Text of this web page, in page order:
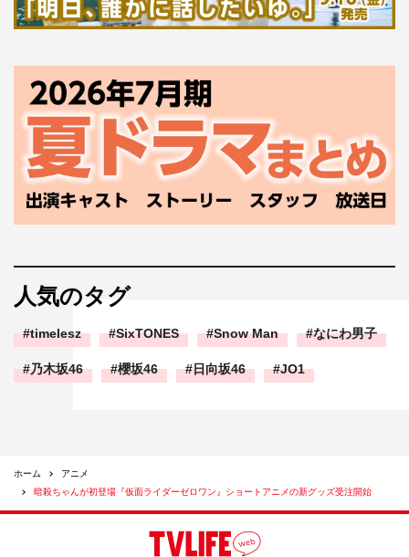
人気のタグ
timelesz SixTONES Snow Man なにわ男子
乃木坂46 櫻坂46 日向坂46 JO1
ホーム
アニメ
暗殺ちゃんが初登場『仮面ライダーゼロワン』ショートアニメの新グッズ受注開始